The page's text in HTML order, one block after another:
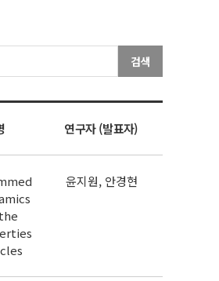
검색
연구자 (발표자)
윤지원, 안경현